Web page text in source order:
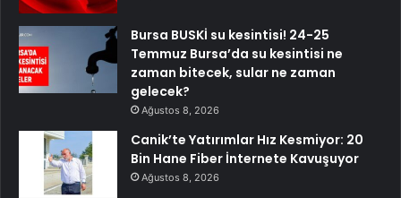
Bursa BUSKİ su kesintisi! 24-25
Temmuz Bursa’da su kesintisi ne
zaman bitecek, sular ne zaman
gelecek?
Ağustos 8, 2026
Canik’te Yatırımlar Hız Kesmiyor: 20
Bin Hane Fiber İnternete Kavuşuyor
Ağustos 8, 2026